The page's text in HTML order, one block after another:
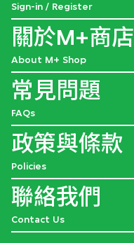
Sign-in / Register
關於M+商店
About M+ Shop
常見問題
FAQs
政策與條款
Policies
聯絡我們
Contact Us